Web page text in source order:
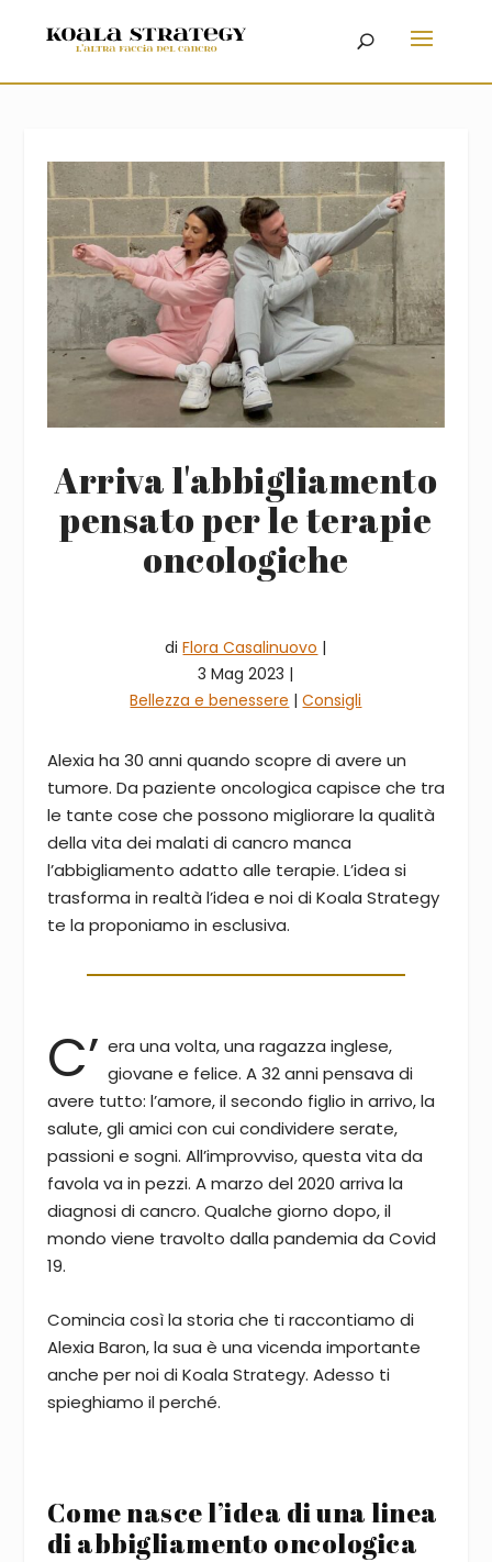
Arriva l'abbigliamento
pensato per le terapie
oncologiche
diFlora Casalinuovo |
3 Mag 2023 |
Bellezza e benessere |Consigli
Alexia ha 30 anni quando scopre di avere un
tumore. Da paziente oncologica capisce che tra
le tante cose che possono migliorare la qualità
della vita dei malati di cancro manca
l’abbigliamento adatto alle terapie. L’idea si
trasforma in realtà l’idea e noi di Koala Strategy
te la proponiamo in esclusiva.
C’ era una volta, una ragazza inglese,
giovane e felice. A 32 anni pensava di
avere tutto: l’amore, il secondo figlio in arrivo, la
salute, gli amici con cui condividere serate,
passioni e sogni. All’improvviso, questa vita da
favola va in pezzi. A marzo del 2020 arriva la
diagnosi di cancro. Qualche giorno dopo, il
mondo viene travolto dalla pandemia da Covid
19.
Comincia così la storia che ti raccontiamo di
Alexia Baron, la sua è una vicenda importante
anche per noi di Koala Strategy. Adesso ti
spieghiamo il perché.
Come nasce l’idea di una linea
di abbigliamento oncologica